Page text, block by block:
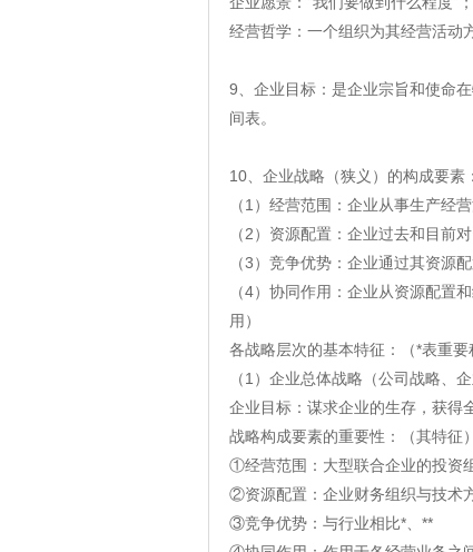
经营哲学：一个组织为其经营活动
9、企业目标：是企业宗旨和使命
间表。
10、企业战略（狭义）的构成要素：
（1）经营范围：企业从事生产经
（2）资源配置：企业过去和目前
（3）竞争优势：企业通过其资源
（4）协同作用：企业从资源配置
用）
各战略层次的基本特征：（*表重要
（1）企业总体战略（公司战略、
企业目标：谋求企业的生存，获得
战略构成要素的重要性：（其特征）
①经营范围：大型联合企业的投资
②资源配置：企业财务组织与技术
③竞争优势：与行业相比*、**